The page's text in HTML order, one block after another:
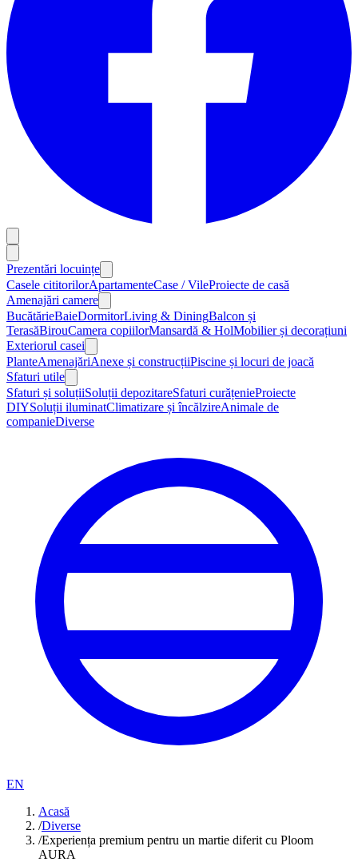
Prezentări locuințe
Casele cititorilorApartamenteCase / VileProiecte de casă
Amenajări camere
BucătărieBaieDormitorLiving & DiningBalcon și
TerasăBirouCamera copiilorMansardă & HolMobilier și decorațiuni
Exteriorul casei
PlanteAmenajăriAnexe și construcțiiPiscine și locuri de joacă
Sfaturi utile
Sfaturi și soluțiiSoluții depozitareSfaturi curățenieProiecte
DIYSoluții iluminatClimatizare și încălzireAnimale de
companieDiverse
EN
Acasă
/Diverse
/Experiența premium pentru un martie diferit cu Ploom
AURA